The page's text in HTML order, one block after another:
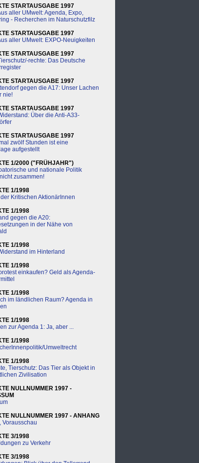
STARTAUSGABE 1997
aller UMwelt: Agenda, Expo,
- Recherchen im Naturschutzfilz
STARTAUSGABE 1997
aller UMwelt: EXPO-Neuigkeiten
STARTAUSGABE 1997
rechte: Das Deutsche
STARTAUSGABE 1997
gegen die A17: Unser Lachen
nie!
STARTAUSGABE 1997
Über die Anti-A33-
STARTAUSGABE 1997
zwölf Stunden ist eine
aufgestellt
1/2000 ("FRÜHJAHR")
und nationale Politik
zusammen!
1/1998
Kritischen AktionärInnen
1/1998
gegen die A20:
in der Nähe von
1/1998
im Hinterland
1/1998
einkaufen? Geld als Agenda-
1/1998
im ländlichen Raum? Agenda in
1/1998
zur Agenda 1: Ja, aber ...
1/1998
Umweltrecht
1/1998
Tierschutz: Das Tier als Objekt in
Zivilisation
NULLNUMMER 1997 -
NULLNUMMER 1997 - ANHANG
Vorausschau
3/1998
zu Verkehr
3/1998